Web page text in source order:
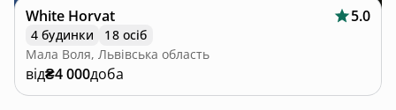
White Horvat 5.0
4 будинки
18 осіб
Мала Воля, Львівська область
від₴4 000доба